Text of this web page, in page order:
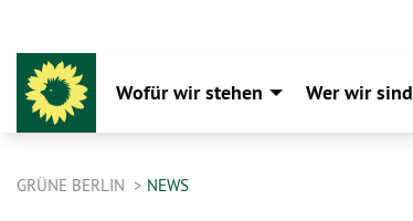
Wofür wir stehen Wer wir sind
GRÜNE BERLIN NEWS